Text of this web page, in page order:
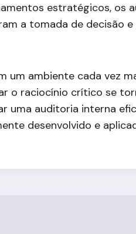
estratégicos, os
a tomada de decisão
um ambiente cada vez
o raciocínio crítico se
uma auditoria interna
desenvolvido e